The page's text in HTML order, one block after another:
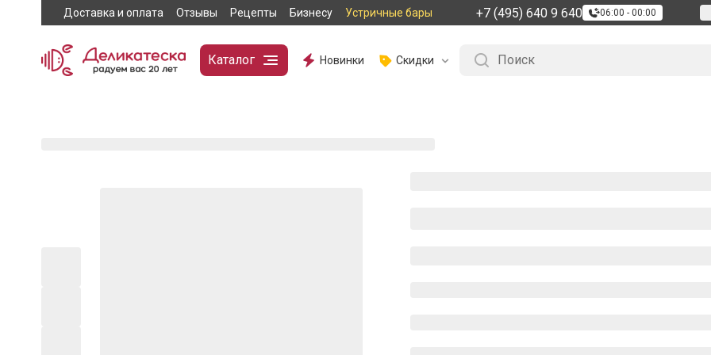
Доставка и оплата Отзывы Рецепты Бизнесу Устричные бары +7 (495) 640 9 640 06:00 - 00:00
Каталог Новинки Скидки